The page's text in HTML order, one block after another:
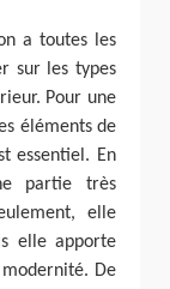
a toutes les
sur les types
Pour une
éléments de
essentiel. En
partie très
elle
elle apporte
De